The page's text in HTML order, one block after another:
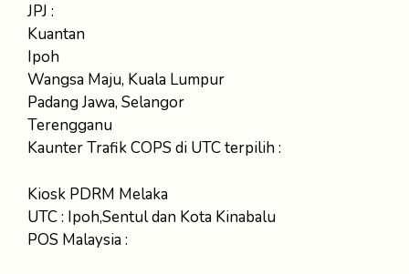
JPJ :
Kuantan
Ipoh
Wangsa Maju, Kuala Lumpur
Padang Jawa, Selangor
Terengganu
Kaunter Trafik COPS di UTC terpilih :
Kiosk PDRM Melaka
UTC : Ipoh,Sentul dan Kota Kinabalu
POS Malaysia :